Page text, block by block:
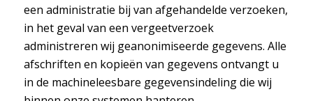
een administratie bij van afgehandelde verzoeken,
in het geval van een vergeetverzoek
administreren wij geanonimiseerde gegevens. Alle
afschriften en kopieën van gegevens ontvangt u
in de machineleesbare gegevensindeling die wij